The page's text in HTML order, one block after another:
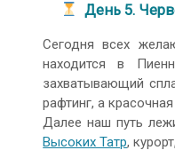
День 5.
Сегодня всех
находится в
захватывающий
рафтинг, а
Далее наш путь
Высоких Татр,